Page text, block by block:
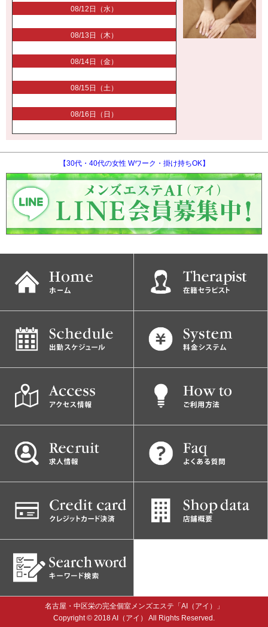
08/12日（水）
08/13日（木）
08/14日（金）
08/15日（土）
08/16日（日）
【30代・40代の女性 Wワーク・掛け持ちOK】
名古屋・中区栄の完全個室メンズエステ「AI（アイ）」
Copyright © 2018 AI（アイ） All Rights Reserved.